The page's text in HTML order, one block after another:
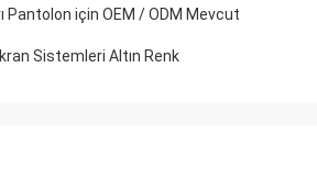
Pantolon için OEM / ODM Mevcut
Sistemleri Altın Renk